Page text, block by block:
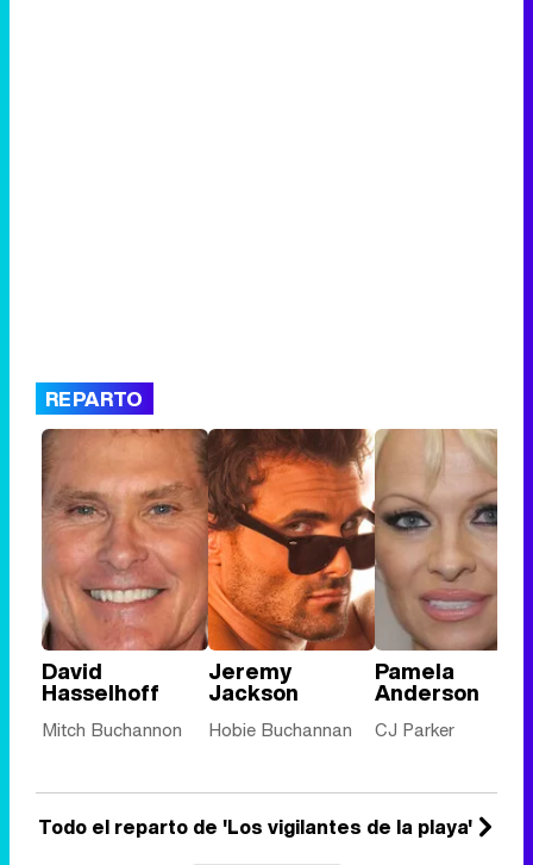
REPARTO
David
Hasselhoff
Mitch Buchannon
Jeremy
Jackson
Hobie Buchannan
Pamela
Anderson
CJ Parker
Todo el reparto de 'Los vigilantes de la playa'